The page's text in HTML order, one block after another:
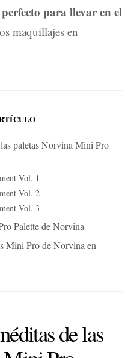
para llevar en el
maquillajes en
paletas Norvina Mini Pro
Vol. 1
Vol. 2
Vol. 3
Palette de Norvina
Mini Pro de Norvina en
de las